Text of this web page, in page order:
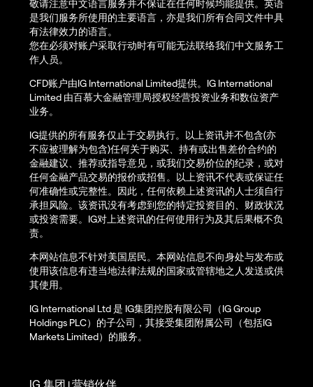
敬请注意中文语言服务并不保证在任何时候均能提供。英语
是我们服务所使用的主要语言，亦是我们所有合同文件中具
有法律效力的语言。
您在必须对账户采取行动时有可能无法联络我们中文服务工
作人员。
CFD账户由IG International Limited提供。IG International
Limited 由百慕大金融管理局授权经营投资业务和数位资产
业务。
IG提供的所有服务仅止于交易执行。以上资讯并不包含(亦
不应被理解为包含)任何关于购买、持有或出售差价合约的
金融建议、推荐或指导意见，或我们交易价位的纪录，或对
任何金融产品交易的报价或招售。以上资讯不代表或保证任
何准确性或完整性。因此，任何依赖上述资讯的人士须自行
承担风险。该资讯没有考虑到您的特定投资目的、财政状况
或投资需要。IG对上述资讯的任何使用行为及其后果概不负
责。
本网站信息不针对美国居民。本网站信息不向身处与发布或
使用该信息有违当地法律法规的国家或管辖地之人发送或供
其使用。
IG International Ltd 是 IG集团控股有限公司（IG Group
Holdings PLC）的子公司，其接受集团附属公司（包括IG
Markets Limited）的服务。
IG 集团 营销伙伴